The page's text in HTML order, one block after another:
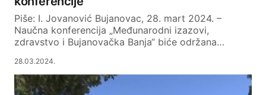
Piše: I. Jovanović Bujanovac, 28. mart 2024. –
Naučna konferencija „Međunarodni izazovi,
zdravstvo i Bujanovačka Banja“ biće održana…
28.03.2024.